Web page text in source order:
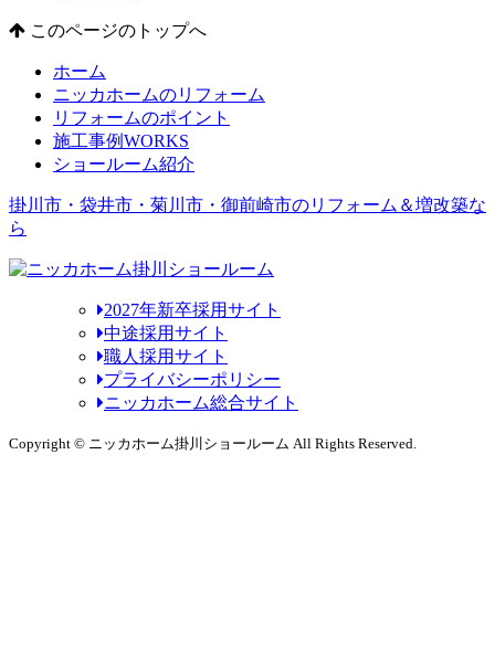
このページのトップへ
ホーム
ニッカホームのリフォーム
リフォームのポイント
施工事例WORKS
ショールーム紹介
掛川市・袋井市・菊川市・御前崎市のリフォーム＆増改築な
ら
2027年新卒採用サイト
中途採用サイト
職人採用サイト
プライバシーポリシー
ニッカホーム総合サイト
Copyright © ニッカホーム掛川ショールーム All Rights Reserved.